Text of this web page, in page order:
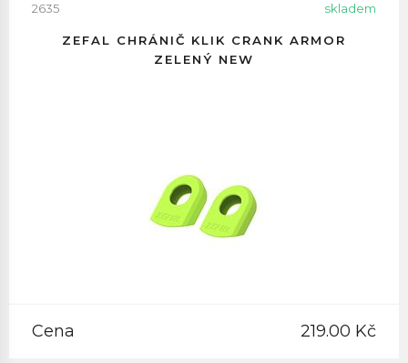
2635 skladem
ZEFAL CHRÁNIČ KLIK CRANK ARMOR
ZELENÝ NEW
Cena 219.00 Kč